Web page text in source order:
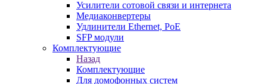
Усилители сотовой связи и интернета
Медиаконвертеры
Удлинители Ethernet, PoE
SFP модули
Комплектующие
Назад
Комплектующие
Для домофонных систем